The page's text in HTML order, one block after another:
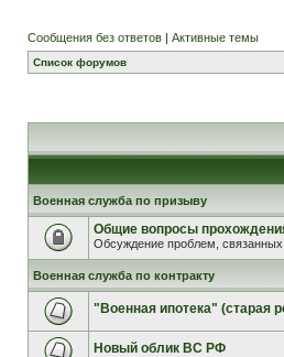
Сообщения без ответов | Активные темы
Список форумов
Военная служба по призыву
Общие вопросы
Обсуждение проблем,
Военная служба по контракту
"Военная ипотека" (старая
Новый облик ВС РФ